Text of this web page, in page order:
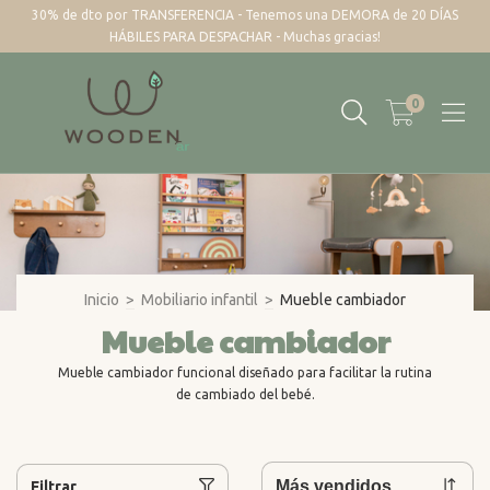
30% de dto por TRANSFERENCIA - Tenemos una DEMORA de 20 DÍAS
HÁBILES PARA DESPACHAR - Muchas gracias!
0
Inicio > Mobiliario infantil > Mueble cambiador
Mueble cambiador
Mueble cambiador funcional diseñado para facilitar la rutina
de cambiado del bebé.
Filtrar